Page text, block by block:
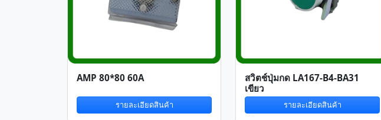
AMP 80*80 60A
รายละเอียดสินค้า
สวิตช์ปุ่มกด LA167-B4-BA31
เขียว
รายละเอียดสินค้า